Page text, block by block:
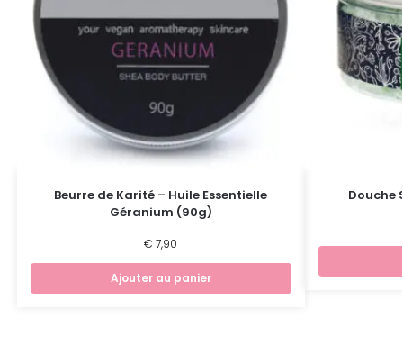
Beurre de Karité – Huile Essentielle
Géranium (90g)
€ 7,90
Ajouter au panier
Douche